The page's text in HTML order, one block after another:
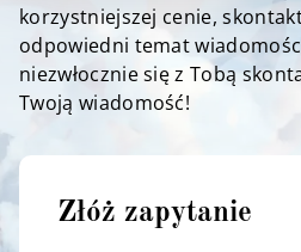
korzystniejszej cenie,
odpowiedni temat
niezwłocznie się z Tobą
Twoją wiadomość!
Złóż zapytanie